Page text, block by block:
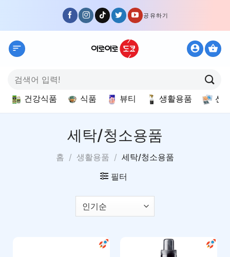
content
공유하기
색:
건강식품 식품 뷰티 생활용품 선
세탁/청소용품
홈 / 생활용품 / 세탁/청소용품
필터